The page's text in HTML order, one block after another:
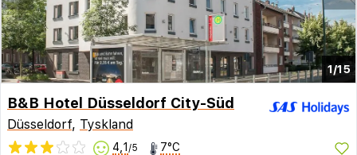
1/15
B&B Hotel Düsseldorf City-Süd
Düsseldorf, Tyskland
4,1 /5 7°C